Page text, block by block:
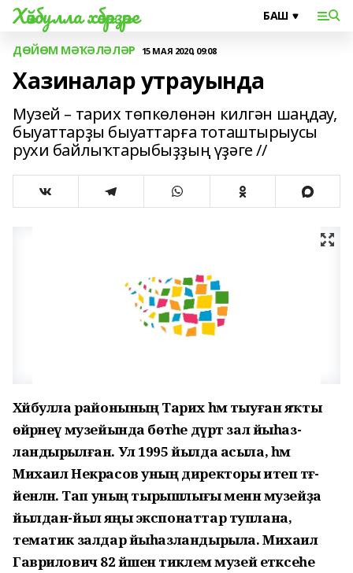
Хәйбулла хәбәрҙәре
ДӨЙӨМ МӘҠӘЛӘЛӘР 15 МАЯ 2020, 09:08
Хазиналар утрауында
Музей – тарих төпкөлөнән килгән шаңдау,
быуаттарҙы быуат­тарға тоташтырыусы
рухи байлыҡ­тарыбыҙҙың үҙәге //
Хәйбулла районының Тарих һәм тыуған яҡты
өйрәнеү музейында бөтәһе дүрт зал йыһаз­
ландырылған. Ул 1995 йылда асыла, һәм
Михаил Некрасов уның директоры итеп тәғә­
йенләнә. Тап уның тырышлығы менән музейҙа
йылдан-йыл яңы экспонаттар туплана,
тематик залдар йыһазландырыла. Михаил
Гаврилович 82 йәшенә тиклем музей етәксеһе